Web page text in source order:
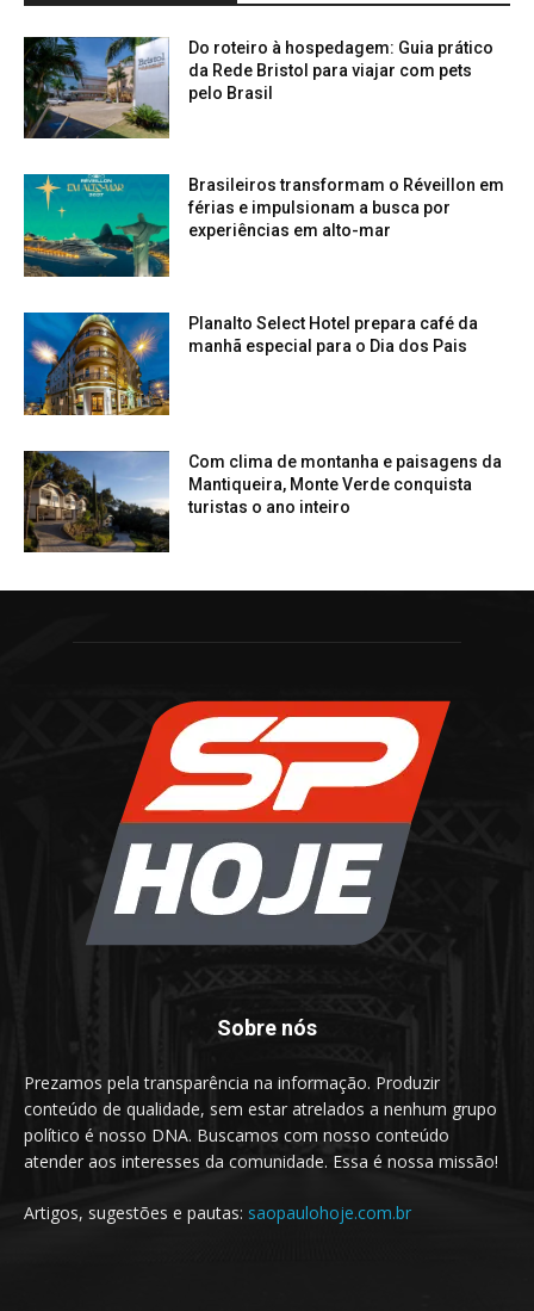
Do roteiro à hospedagem: Guia prático
da Rede Bristol para viajar com pets
pelo Brasil
Brasileiros transformam o Réveillon em
férias e impulsionam a busca por
experiências em alto-mar
Planalto Select Hotel prepara café da
manhã especial para o Dia dos Pais
Com clima de montanha e paisagens da
Mantiqueira, Monte Verde conquista
turistas o ano inteiro
Sobre nós
Prezamos pela transparência na informação. Produzir
conteúdo de qualidade, sem estar atrelados a nenhum grupo
político é nosso DNA. Buscamos com nosso conteúdo
atender aos interesses da comunidade. Essa é nossa missão!
Artigos, sugestões e pautas: saopaulohoje.com.br